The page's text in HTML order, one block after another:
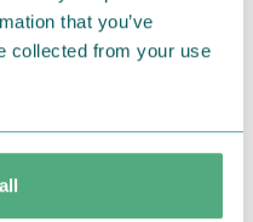
that you’ve
collected from your use
を貼ったりはがした
にもぴったり。